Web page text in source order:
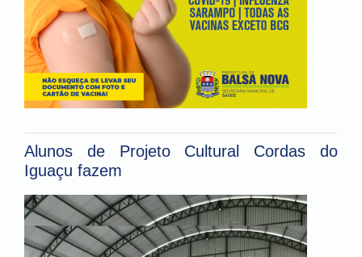
Alunos de Projeto Cultural Cordas do
Iguaçu fazem